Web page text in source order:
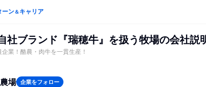
ーン＆キャリア
社ブランド『瑞穂牛』を扱う牧場の会社説
業！酪農・肉牛を一貫生産！
場 企業をフォロー